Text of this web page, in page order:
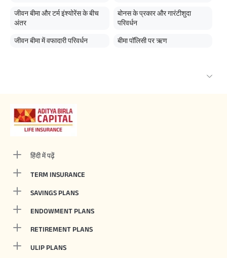
जीवन बीमा और टर्म इंश्योरेंस के बीच
अंतर
बोनस के प्रकार और गारंटीशुदा
परिवर्धन
जीवन बीमा में वफादारी परिवर्धन बीमा पॉलिसी पर ऋण
हिंदी में पढ़ें
TERM INSURANCE
SAVINGS PLANS
ENDOWMENT PLANS
RETIREMENT PLANS
ULIP PLANS